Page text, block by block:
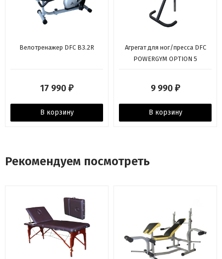
Велотренажер DFC B3.2R
17 990 ₽
В корзину
Агрегат для ног/пресса DFC
POWERGYM OPTION 5
9 990 ₽
В корзину
Рекомендуем посмотреть